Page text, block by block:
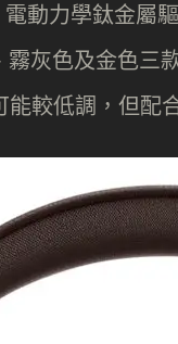
力學鈦金屬
灰色及金色三
較低調，但配